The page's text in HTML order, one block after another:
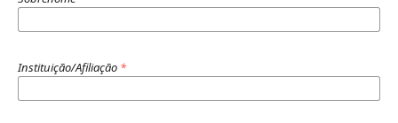
Instituição/Afiliação *